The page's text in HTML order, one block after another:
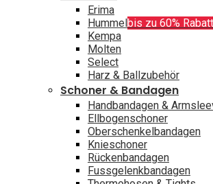
Erima
Hummelbis zu 60% Rabatt
Kempa
Molten
Select
Harz & Ballzubehör
Schoner & Bandagen
Handbandagen &
Ellbogenschoner
Oberschenkelbandagen
Knieschoner
Rückenbandagen
Fussgelenkbandagen